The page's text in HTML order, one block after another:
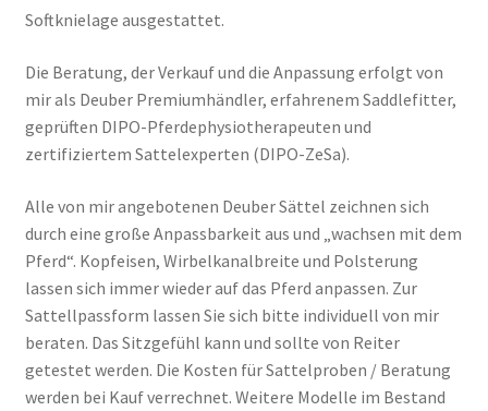
Softknielage ausgestattet.
Die Beratung, der Verkauf und die Anpassung erfolgt von
mir als Deuber Premiumhändler, erfahrenem Saddlefitter,
geprüften DIPO-Pferdephysiotherapeuten und
zertifiziertem Sattelexperten (DIPO-ZeSa).
Alle von mir angebotenen Deuber Sättel zeichnen sich
durch eine große Anpassbarkeit aus und „wachsen mit dem
Pferd“. Kopfeisen, Wirbelkanalbreite und Polsterung
lassen sich immer wieder auf das Pferd anpassen. Zur
Sattellpassform lassen Sie sich bitte individuell von mir
beraten. Das Sitzgefühl kann und sollte von Reiter
getestet werden. Die Kosten für Sattelproben / Beratung
werden bei Kauf verrechnet. Weitere Modelle im Bestand